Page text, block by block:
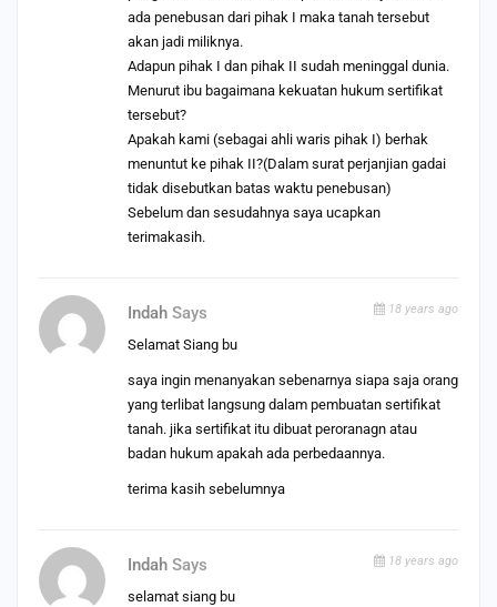
ada penebusan dari pihak I maka tanah tersebut
akan jadi miliknya.
Adapun pihak I dan pihak II sudah meninggal dunia.
Menurut ibu bagaimana kekuatan hukum sertifikat
tersebut?
Apakah kami (sebagai ahli waris pihak I) berhak
menuntut ke pihak II?(Dalam surat perjanjian gadai
tidak disebutkan batas waktu penebusan)
Sebelum dan sesudahnya saya ucapkan
terimakasih.
Indah Says 18 years ago
Selamat Siang bu
saya ingin menanyakan sebenarnya siapa saja orang
yang terlibat langsung dalam pembuatan sertifikat
tanah. jika sertifikat itu dibuat peroranagn atau
badan hukum apakah ada perbedaannya.
terima kasih sebelumnya
Indah Says 18 years ago
selamat siang bu